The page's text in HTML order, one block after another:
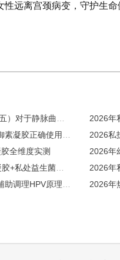
远离宫颈病变，守护生命
2026年
全维度实测
2026年
2026年